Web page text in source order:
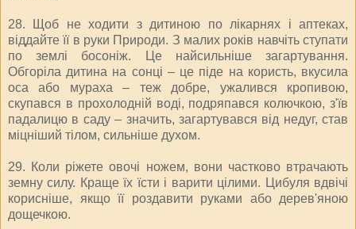
28. Щоб не ходити з дитиною по лікарнях і аптеках,
віддайте її в руки Природи. З малих років навчіть ступати
по землі босоніж. Це найсильніше загартування.
Обгоріла дитина на сонці – це піде на користь, вкусила
оса або мураха – теж добре, ужалився кропивою,
скупався в прохолодній воді, подряпався колючкою, з'їв
падалицю в саду – значить, загартувався від недуг, став
міцніший тілом, сильніше духом.
29. Коли ріжете овочі ножем, вони частково втрачають
земну силу. Краще їх їсти і варити цілими. Цибуля вдвічі
корисніше, якщо її роздавити руками або дерев'яною
дощечкою.